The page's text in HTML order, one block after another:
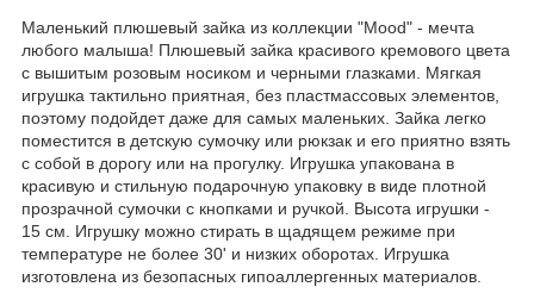
Маленький плюшевый зайка из коллекции "Mood" - мечта
любого малыша! Плюшевый зайка красивого кремового цвета
с вышитым розовым носиком и черными глазками. Мягкая
игрушка тактильно приятная, без пластмассовых элементов,
поэтому подойдет даже для самых маленьких. Зайка легко
поместится в детскую сумочку или рюкзак и его приятно взять
с собой в дорогу или на прогулку. Игрушка упакована в
красивую и стильную подарочную упаковку в виде плотной
прозрачной сумочки с кнопками и ручкой. Высота игрушки -
15 см. Игрушку можно стирать в щадящем режиме при
температуре не более 30' и низких оборотах. Игрушка
изготовлена из безопасных гипоаллергенных материалов.